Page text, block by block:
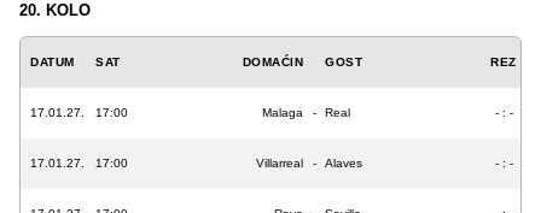
20. KOLO
DATUM SAT DOMAĆIN GOST REZ
17.01.27. 17:00 Malaga - Real - : -
17.01.27. 17:00 Villarreal - Alaves - : -